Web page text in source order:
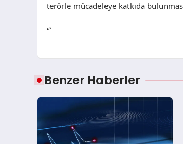
terörle mücadeleye katkıda
“`
Benzer Haberler